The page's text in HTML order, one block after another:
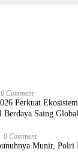
0 Comment
Perkuat
Berdaya Saing Global
0 Comment
Munir, Polri